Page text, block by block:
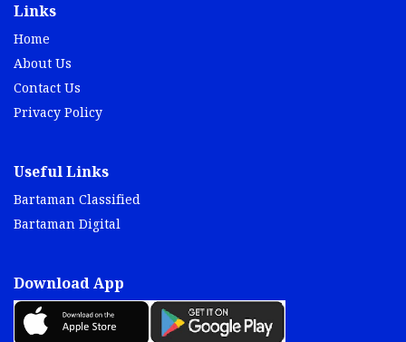
Links
Home
About Us
Contact Us
Privacy Policy
Useful Links
Bartaman Classified
Bartaman Digital
Download App